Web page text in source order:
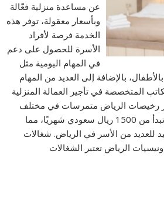
عن مساعدة منزلية فعّالة
وبأسعار معقولة، توفر هذه
الخدمة فرصة لأفراد
الأسرة للحصول على دعم
في المهام اليومية مثل
بالإضافة إلى العديد من المهام
المتخصصة في تأجير العمالة المنزلية
رخيصات الرياض متمرسات في مختلف
المجالات المنزلية بأسعار تبدأ من 1500 ريال سعودي شهريًا، مما
للعديد من الأسر في الرياض. شغالات
الرياض تعتبر الشغالات